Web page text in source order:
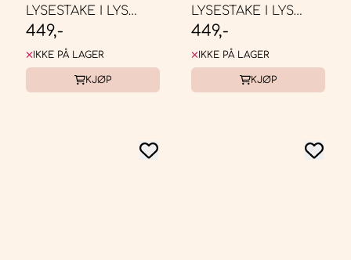
LYSESTAKE I LYS
MYNTE/GRØN/MØRKEGRØN
449,-
IKKE PÅ LAGER
KJØP
LYSESTAKE I LYS
VIOLET/GUL/PETROL
449,-
IKKE PÅ LAGER
KJØP